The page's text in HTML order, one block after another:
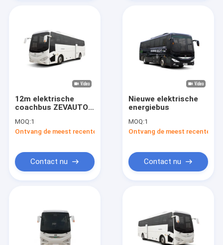
12m elektrische
coachbus ZEVAUTO
busfabriek voor
vervoer
MOQ:1
Ontvang de meest recente Prijs
Contact nu
Nieuwe elektrische
energiebus
MOQ:1
Ontvang de meest recente
Contact nu